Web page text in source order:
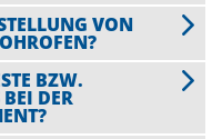
VON
BZW.
BEI DER